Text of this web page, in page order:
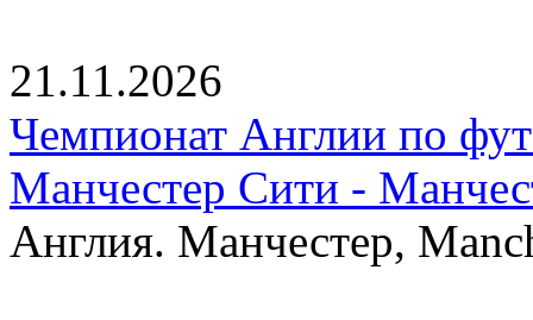
21.11.2026
Чемпионат Англии по
Манчестер Сити -
Англия. Манчестер,